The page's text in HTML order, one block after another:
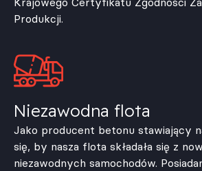
Niezawodna flota
Jako producent betonu stawiający
się, by nasza flota składała się z
niezawodnych samochodów.
Produkcji.